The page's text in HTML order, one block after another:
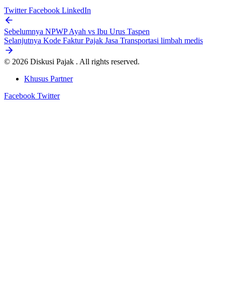
TwitterFacebook LinkedIn
Sebelumnya NPWP Ayah vs Ibu Urus Taspen
Selanjutnya Kode Faktur Pajak Jasa Transportasi limbah medis
© 2026 Diskusi Pajak . All rights reserved.
Khusus Partner
Facebook Twitter